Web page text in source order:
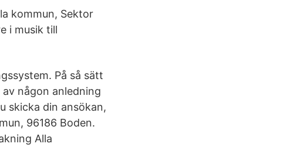
kommun, Sektor
i musik till
På så sätt
någon anledning
skicka din ansökan,
96186 Boden.
Alla